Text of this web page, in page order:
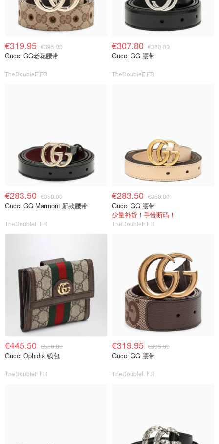
€319.95 €395.00
Gucci GG老花腰带
TheDoubleF FR
€307.80 €380.00
Gucci GG 腰带
TheDoubleF FR
€283.50 €350.00
Gucci GG Marmont 新款腰带
TheDoubleF FR
€283.50 €350.00
Gucci GG 腰带
少量补货！手慢断码！
TheDoubleF FR
€445.50 €550.00
Gucci Ophidia 钱包
TheDoubleF FR
€319.95 €395.00
Gucci GG 腰带
TheDoubleF FR